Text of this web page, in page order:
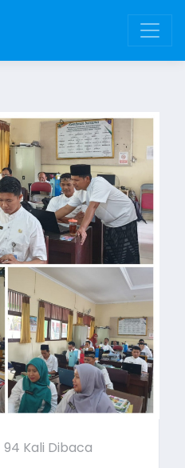
94 Kali Dibaca